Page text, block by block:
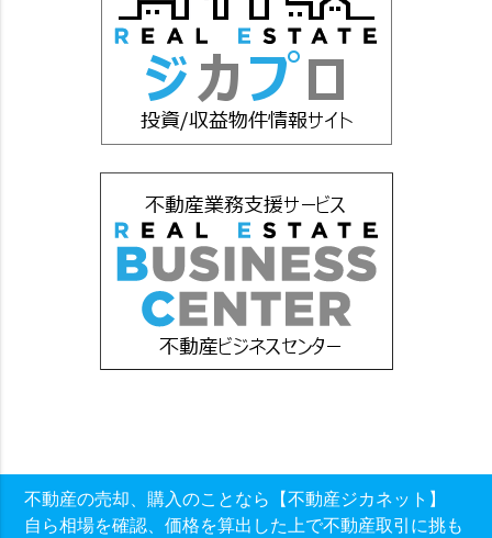
不動産の売却、購入のことなら【不動産ジカネット】
自ら相場を確認、価格を算出した上で不動産取引に挑も